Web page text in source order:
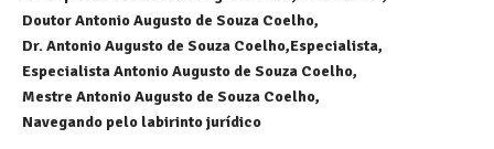
Doutor Antonio Augusto de Souza Coelho
Dr. Antonio Augusto de Souza Coelho Especialista
Especialista Antonio Augusto de Souza Coelho
Mestre Antonio Augusto de Souza Coelho
Navegando pelo labirinto jurídico